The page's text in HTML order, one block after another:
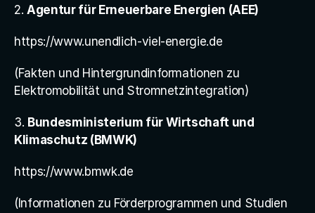
2. Agentur für Erneuerbare Energien (AEE)
https://www.unendlich-viel-energie.de
(Fakten und Hintergrundinformationen zu
Elektromobilität und Stromnetzintegration)
3. Bundesministerium für Wirtschaft und
Klimaschutz (BMWK)
https://www.bmwk.de
(Informationen zu Förderprogrammen und Studien